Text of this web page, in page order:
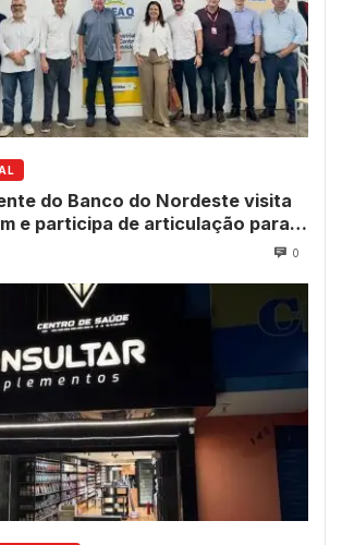
do Banco do Nordeste visita
e participa de articulação para
shopping
0